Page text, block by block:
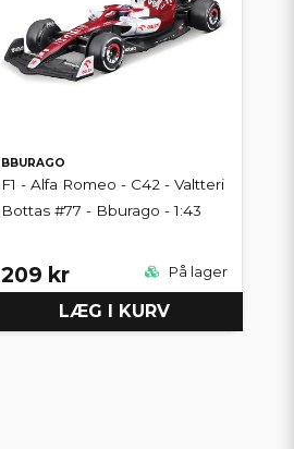
BBURAGO
F1 - Alfa Romeo - C42 - Valtteri
Bottas #77 - Bburago - 1:43
209 kr På lager
LÆG I KURV